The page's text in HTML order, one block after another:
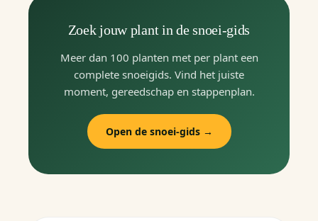
Zoek jouw plant in de snoei-gids
Meer dan 100 planten met per plant een
complete snoeigids. Vind het juiste
moment, gereedschap en stappenplan.
Open de snoei-gids →